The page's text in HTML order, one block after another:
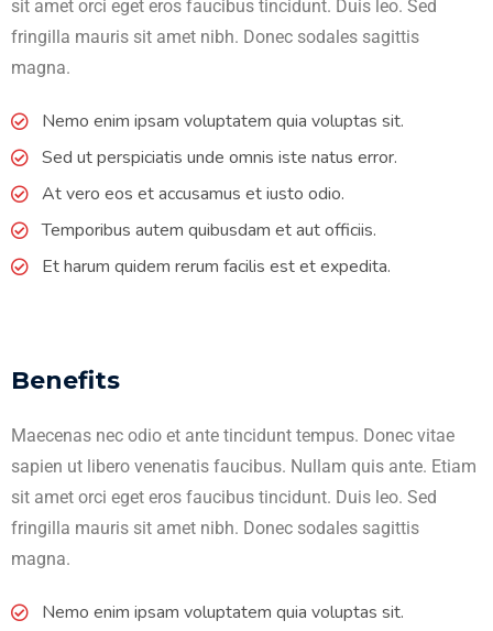
sit amet orci eget eros faucibus tincidunt. Duis leo. Sed
fringilla mauris sit amet nibh. Donec sodales sagittis
magna.
Nemo enim ipsam voluptatem quia voluptas sit.
Sed ut perspiciatis unde omnis iste natus error.
At vero eos et accusamus et iusto odio.
Temporibus autem quibusdam et aut officiis.
Et harum quidem rerum facilis est et expedita.
Benefits
Maecenas nec odio et ante tincidunt tempus. Donec vitae
sapien ut libero venenatis faucibus. Nullam quis ante. Etiam
sit amet orci eget eros faucibus tincidunt. Duis leo. Sed
fringilla mauris sit amet nibh. Donec sodales sagittis
magna.
Nemo enim ipsam voluptatem quia voluptas sit.